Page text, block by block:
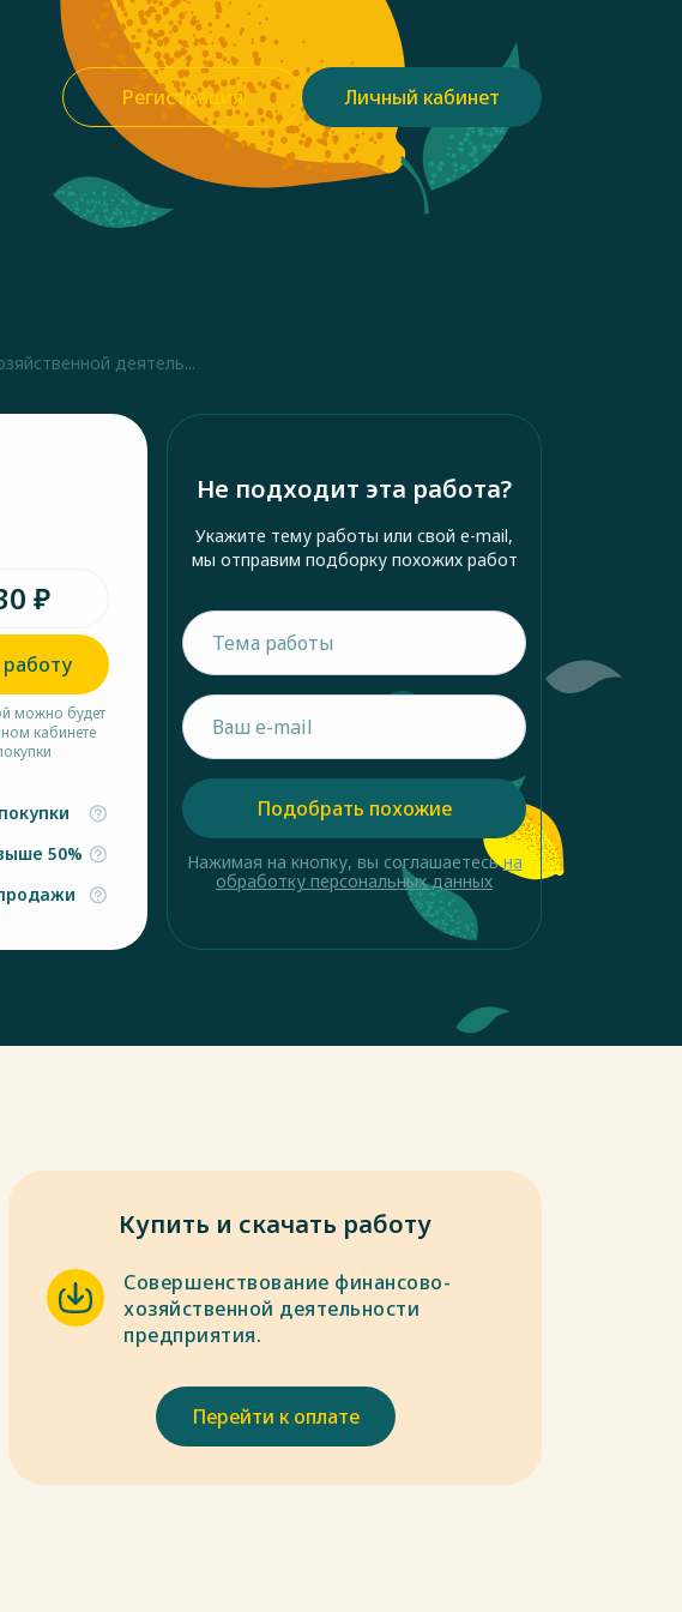
Регистрация Личный кабинет
деятель...
₽
можно будет
кабинете
50%
Не подходит эта работа?
Укажите тему работы или свой e-mail,
мы отправим подборку похожих работ
Подобрать похожие
Нажимая на кнопку, вы соглашаетесьна
обработку персональных данных
Купить и скачать работу
Совершенствование финансово-
хозяйственной деятельности
предприятия.
Перейти к оплате